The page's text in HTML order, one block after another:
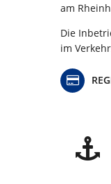
am
Die
im